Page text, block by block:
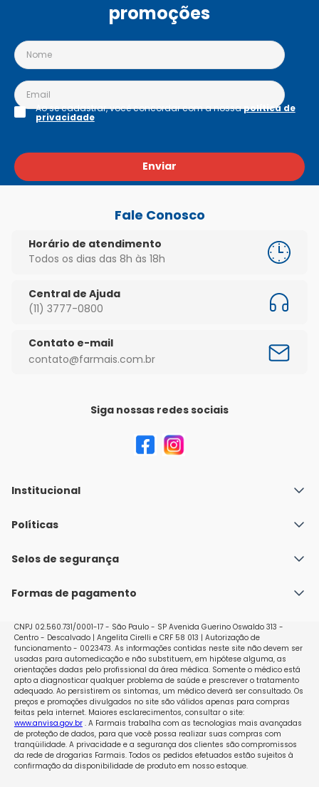
promoções
Enviar
Ao se cadastrar, você concordar com a nossapolítica de
privacidade
Fale Conosco
Horário de atendimento
Todos os dias das 8h às 18h
Central de Ajuda
(11) 3777-0800
Contato e-mail
contato@farmais.com.br
Siga nossas redes sociais
Institucional
Quem Somos
Nossas lojas
Políticas
Política de Envio
Políticas de Trocas e Devoluções
Selos de segurança
Formas de pagamento
CNPJ 02.560.731/0001-17 - São Paulo - SP Avenida Guerino Oswaldo 313 -
Centro - Descalvado | Angelita Cirelli e CRF 58 013 | Autorização de
funcionamento - 0023473. As informações contidas neste site não devem ser
usadas para automedicação e não substituem, em hipótese alguma, as
orientações dadas pelo profissional da área médica. Somente o médico está
apto a diagnosticar qualquer problema de saúde e prescrever o tratamento
adequado. Ao persistirem os sintomas, um médico deverá ser consultado. Os
preços e promoções divulgados no site são válidos apenas para compras
feitas pela internet. Maiores esclarecimentos, consultar o site:
www.anvisa.gov.br. A Farmais trabalha com as tecnologias mais avançadas
de proteção de dados, para que você possa realizar suas compras com
tranqüilidade. A privacidade e a segurança dos clientes são compromissos
da rede de drogarias Farmais. Todos os pedidos efetuados estão sujeitos à
confirmação da disponibilidade de produto em nosso estoque.